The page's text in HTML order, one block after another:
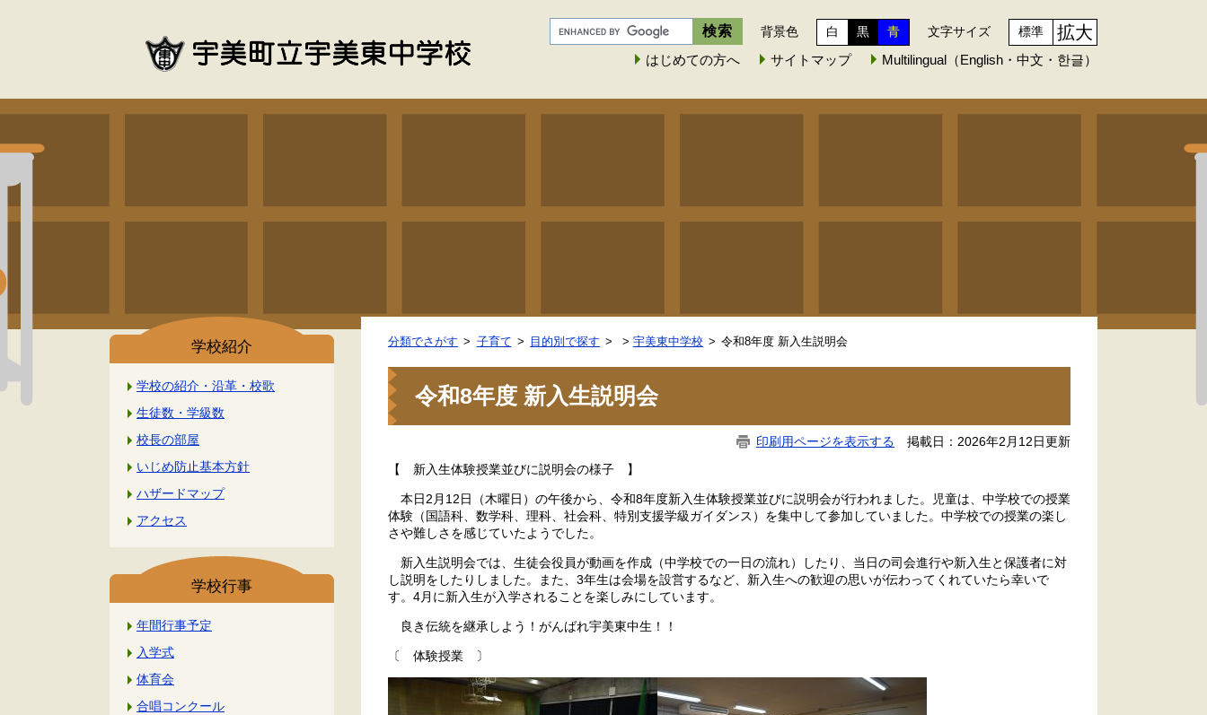
背景色 白 黒 青 文字サイズ 標準 拡大
はじめての方へ サイトマップ Multilingual（English・中文・한글）
学校紹介
学校の紹介・沿革・校歌
生徒数・学級数
校長の部屋
いじめ防止基本方針
ハザードマップ
アクセス
学校行事
年間行事予定
入学式
体育会
合唱コンクール
分類でさがす 子育て 目的別で探す > 宇美東中学校 令和8年度 新入生説明会
令和8年度 新入生説明会
印刷用ページを表示する 掲載日：2026年2月12日更新
【 新入生体験授業並びに説明会の様子 】
本日2月12日（木曜日）の午後から、令和8年度新入生体験授業並びに説明会が行われました。児童は、中学校での授業
体験（国語科、数学科、理科、社会科、特別支援学級ガイダンス）を集中して参加していました。中学校での授業の楽し
さや難しさを感じていたようでした。
新入生説明会では、生徒会役員が動画を作成（中学校での一日の流れ）したり、当日の司会進行や新入生と保護者に対
し説明をしたりしました。また、3年生は会場を設営するなど、新入生への歓迎の思いが伝わってくれていたら幸いで
す。4月に新入生が入学されることを楽しみにしています。
良き伝統を継承しよう！がんばれ宇美東中生！！
〔 体験授業 〕